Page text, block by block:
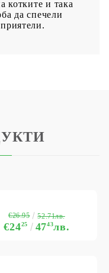
котките и така
да спечели
€2425 4743лв.
€26.95 52.71лв.